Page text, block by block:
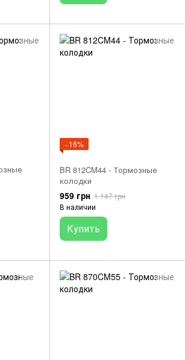
−16%
BR 812CM44 - Тормозные
колодки
959 грн 1 147 грн
В наличии
Купить